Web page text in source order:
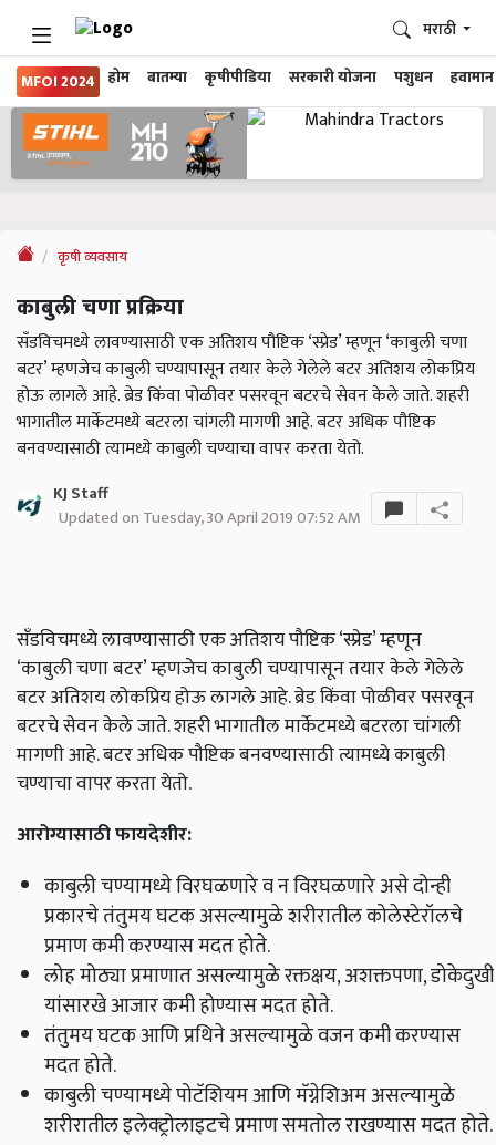
MFOI 2024 होम बातम्या कृषीपीडिया सरकारी योजना पशुधन हवामान
मराठी
कृषी व्यवसाय
काबुली चणा प्रक्रिया
सँडविचमध्ये लावण्यासाठी एक अतिशय पौष्टिक ‘स्प्रेड’ म्हणून ‘काबुली चणा
बटर’ म्हणजेच काबुली चण्यापासून तयार केले गेलेले बटर अतिशय लोकप्रिय
होऊ लागले आहे. ब्रेड किंवा पोळीवर पसरवून बटरचे सेवन केले जाते. शहरी
भागातील मार्केटमध्ये बटरला चांगली मागणी आहे. बटर अधिक पौष्टिक
बनवण्यासाठी त्यामध्ये काबुली चण्याचा वापर करता येतो.
KJ Staff
Updated on Tuesday, 30 April 2019 07:52 AM
सँडविचमध्ये लावण्यासाठी एक अतिशय पौष्टिक ‘स्प्रेड’ म्हणून
‘काबुली चणा बटर’ म्हणजेच काबुली चण्यापासून तयार केले गेलेले
बटर अतिशय लोकप्रिय होऊ लागले आहे. ब्रेड किंवा पोळीवर पसरवून
बटरचे सेवन केले जाते. शहरी भागातील मार्केटमध्ये बटरला चांगली
मागणी आहे. बटर अधिक पौष्टिक बनवण्यासाठी त्यामध्ये काबुली
चण्याचा वापर करता येतो.
आरोग्यासाठी फायदेशीर:
काबुली चण्यामध्ये विरघळणारे व न विरघळणारे असे दोन्ही
प्रकारचे तंतुमय घटक असल्यामुळे शरीरातील कोलेस्टेरॉलचे
प्रमाण कमी करण्यास मदत होते.
लोह मोठ्या प्रमाणात असल्यामुळे रक्तक्षय, अशक्तपणा, डोकेदुखी
यांसारखे आजार कमी होण्यास मदत होते.
तंतुमय घटक आणि प्रथिने असल्यामुळे वजन कमी करण्यास
मदत होते.
काबुली चण्यामध्ये पोटॅशियम आणि मॅग्नेशिअम असल्यामुळे
शरीरातील इलेक्‍ट्रोलाइटचे प्रमाण समतोल राखण्यास मदत होते.